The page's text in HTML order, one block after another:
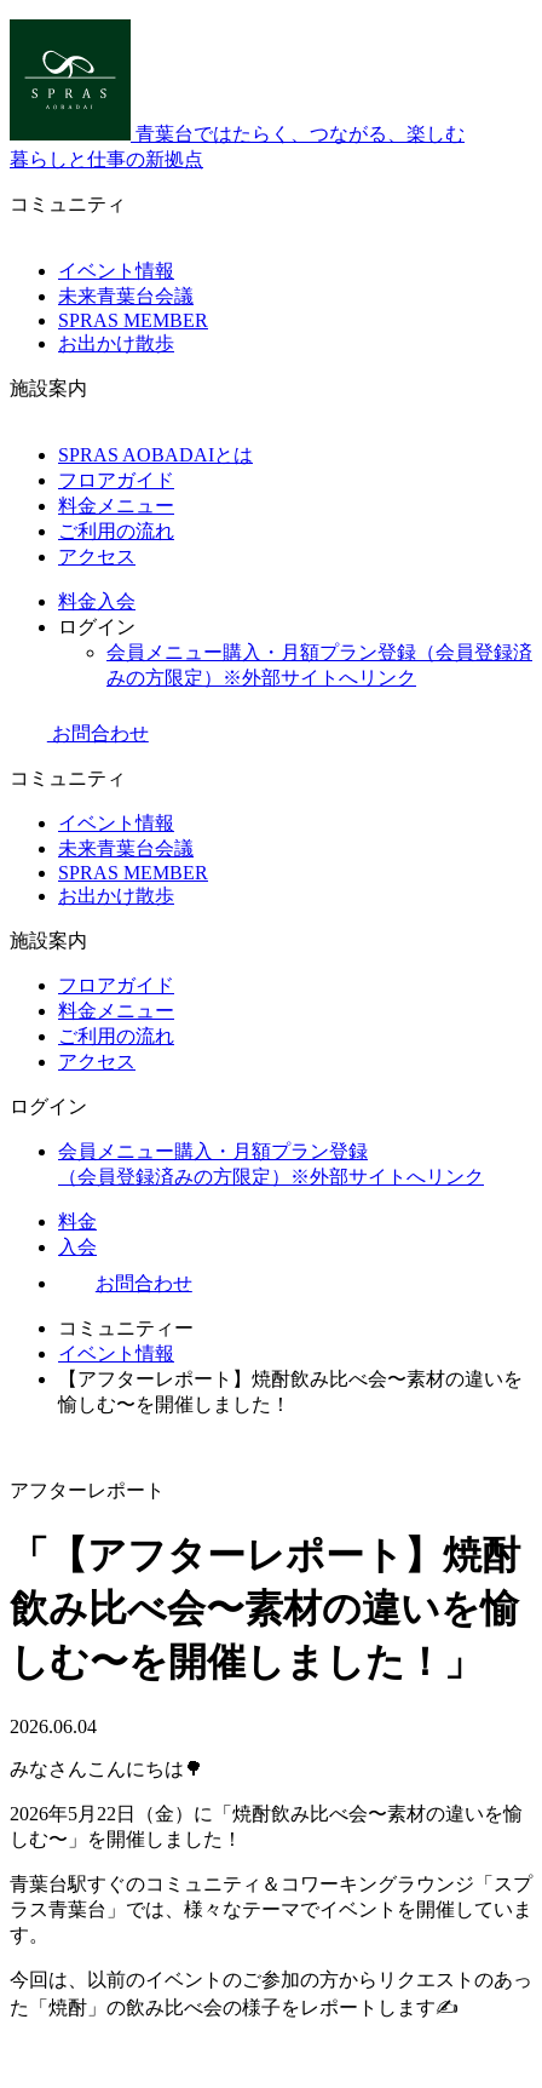
青葉台ではたらく、つながる、楽しむ
暮らしと仕事の新拠点
コミュニティ
イベント情報
未来青葉台会議
SPRAS MEMBER
お出かけ散歩
施設案内
SPRAS AOBADAIとは
フロアガイド
料金メニュー
ご利用の流れ
アクセス
料金 入会
ログイン
会員メニュー購入・月額プラン登録（会員登録済
みの方限定）
※外部サイトへリンク
お問合わせ
コミュニティ
イベント情報
未来青葉台会議
SPRAS MEMBER
お出かけ散歩
施設案内
フロアガイド
料金メニュー
ご利用の流れ
アクセス
ログイン
会員メニュー購入・月額プラン登録
（会員登録済みの方限定）
※外部サイトへリンク
料金
入会
お問合わせ
コミュニティー
イベント情報
【アフターレポート】焼酎飲み比べ会〜素材の違いを
愉しむ〜を開催しました！
アフターレポート
「【アフターレポート】焼酎
飲み比べ会〜素材の違いを愉
しむ〜を開催しました！」
2026.06.04
みなさんこんにちは🌳
2026年5月22日（金）に「焼酎飲み比べ会〜素材の違いを愉
しむ〜 」 を開催しました！
青葉台駅すぐのコミュニティ＆コワーキングラウンジ「スプ
ラス青葉台」では、様々なテーマでイベントを開催していま
す。
今回は、
以前のイベントのご参加の方からリクエストのあっ
た「焼酎」の飲み比べ会の様子をレポートします✍